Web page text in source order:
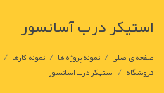
استیکر درب آسانسور
صفحه ی اصلی / نمونه پروژه ها / نمونه کارها /
فروشگاه / استیکر درب آسانسور